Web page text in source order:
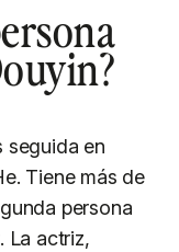
seguida en
Tiene más de
persona
La actriz,